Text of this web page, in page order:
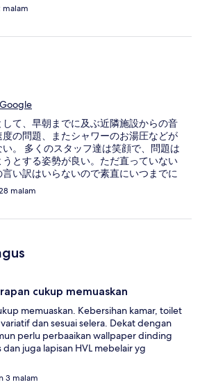
malam
て、早朝までに及ぶ近隣施設からの音
の問題、またシャワーのお湯圧などが
。 多くのスタッフ達は笑顔で、問題は
とする姿勢が良い。ただ直っていない
い訳はいらないので素直にいつまでに
出来れば良いと思います。 朝食は品数
リエーションが少ない為、長期では飽
一室に機材をちょろっと置いているだけ
せん。 ランドリーマシーンはなく、ラ
、価格的に近くのクリーニング屋に出
す。
malam
cukup memuaskan
memuaskan. Kebersihan kamar, toilet
dan sesuai selera. Dekat dengan
perlu perbaaikan wallpaper dinding
juga lapisan HVL mebelair yg
3 malam